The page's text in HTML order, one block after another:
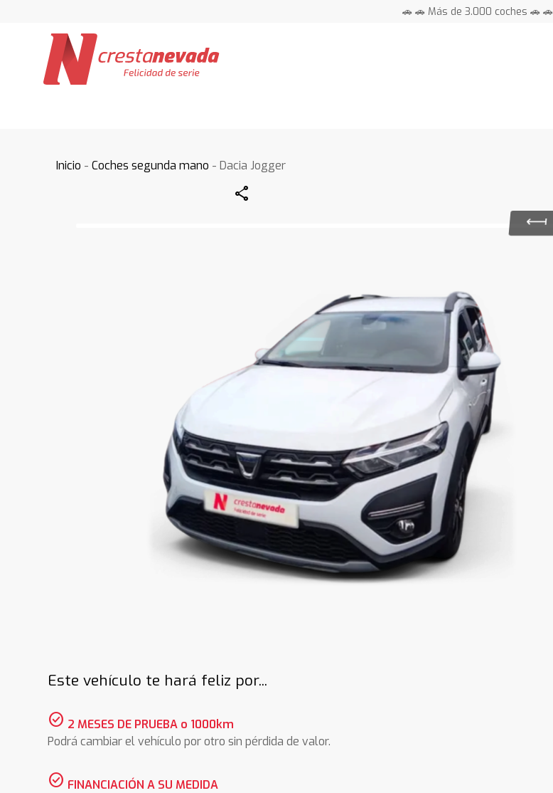
🚗 🚗 Más de 3.000 coches 🚗 🚗
Inicio -Coches segunda mano - Dacia Jogger
Share
Este vehículo te hará feliz por...
check_circle 2 MESES DE PRUEBA o 1000km
Podrá cambiar el vehículo por otro sin pérdida de valor.
check_circle FINANCIACIÓN A SU MEDIDA